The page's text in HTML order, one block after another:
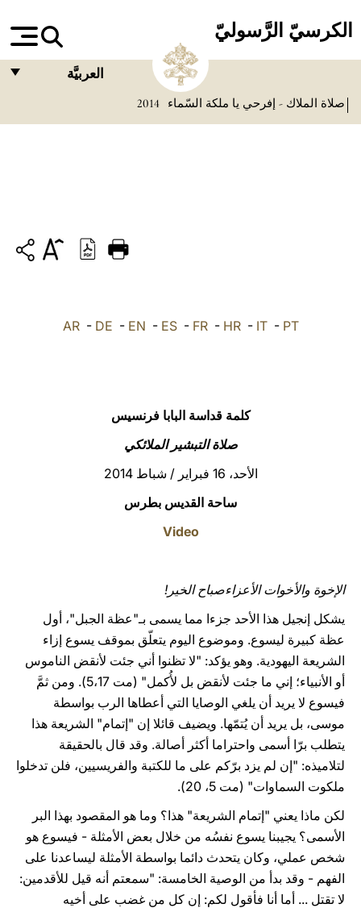
الكرسيّ الرَّسوليّ
العربيَّة
DEUTSCH
العربيّة
صلاة الملاك - إفرحي يا ملكة السّماء 2014
AR- DE - EN - ES- FR- HR- IT- PT
كلمة قداسة البابا فرنسيس
صلاة التبشير الملائكي
الأحد، 16 فبراير / شباط 2014
ساحة القديس بطرس
Video
الإخوة والأخوات الأعزاءصباح الخير!
يشكل إنجيل هذا الأحد جزءا مما يسمى بـ"عظة الجبل"، أول
عظة كبيرة ليسوع. وموضوع اليوم يتعلّق بموقف يسوع إزاء
الشريعة اليهودية. وهو يؤكد: "لا تظنوا أني جئت لأنقض الناموس
أو الأنبياء؛ إني ما جئت لأنقض بل لأُكمل" (مت 5،17). ومن ثمَّ
فيسوع لا يريد أن يلغي الوصايا التي أعطاها الرب بواسطة
موسى، بل يريد أن يُتمّها. ويضيف قائلا إن "إتمام" الشريعة هذا
يتطلب برّا أسمى واحتراما أكثر أصالة. وقد قال بالحقيقة
لتلاميذه: "إن لم يزد برّكم على ما للكتبة والفريسيين، فلن تدخلوا
ملكوت السماوات" (مت 5، 20).
لكن ماذا يعني "إتمام الشريعة" هذا؟ وما هو المقصود بهذا البر
الأسمى؟ يجيبنا يسوع نفسُه من خلال بعض الأمثلة - فيسوع هو
شخص عملي، وكان يتحدث دائما بواسطة الأمثلة ليساعدنا على
الفهم - وقد بدأ من الوصية الخامسة: "سمعتم أنه قيل للأقدمين:
لا تقتل ... أما أنا فأقول لكم: إن كل من غضب على أخيه